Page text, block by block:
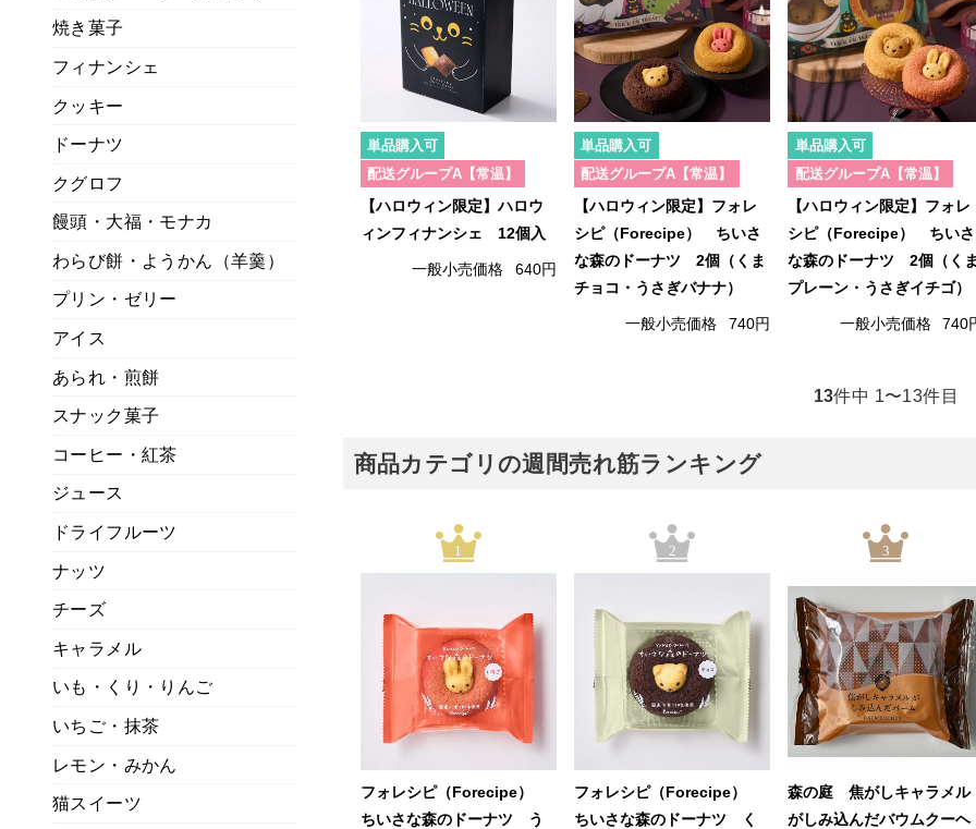
単品購入可
配送グループA【常温】
【ハロウィン限定】ハロウ
ィンフィナンシェ 12個入
一般小売価格 640円
単品購入可
配送グループA【常温】
【ハロウィン限定】フォレ
シピ（Forecipe） ちいさ
な森のドーナツ 2個（くま
チョコ・うさぎバナナ）
一般小売価格 740円
単品購入可
配送グループA【常温】
【ハロウィン限定】フォレ
シピ（Forecipe） ちいさ
な森のドーナツ 2個（くま
プレーン・うさぎイチゴ）
一般小売価格 740
13件中 1〜13件目
商品カテゴリの週間売れ筋ランキング
1
フォレシピ（Forecipe）
ちいさな森のドーナツ う
2
フォレシピ（Forecipe）
ちいさな森のドーナツ く
3
森の庭 焦がしキャラメル
がしみ込んだバウムクーヘ
焼き菓子
フィナンシェ
クッキー
ドーナツ
クグロフ
饅頭・大福・モナカ
わらび餅・ようかん（羊羹）
プリン・ゼリー
アイス
あられ・煎餅
スナック菓子
コーヒー・紅茶
ジュース
ドライフルーツ
ナッツ
チーズ
キャラメル
いも・くり・りんご
いちご・抹茶
レモン・みかん
猫スイーツ